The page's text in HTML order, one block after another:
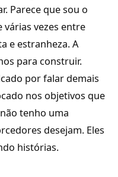
Parece que sou o
várias vezes entre
e estranheza. A
para construir.
por falar demais
nos objetivos que
tenho uma
desejam. Eles
histórias.